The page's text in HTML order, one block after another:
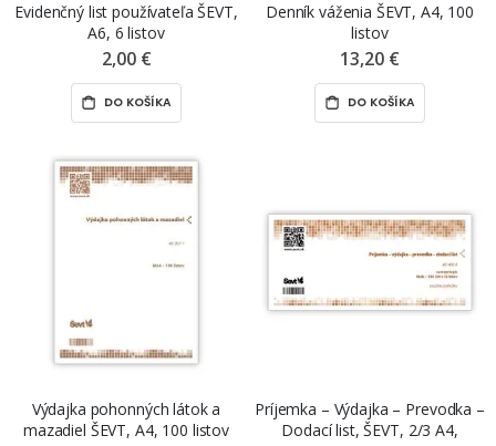
Evidenčný list používateľa ŠEVT,
A6, 6 listov
2,00 €
DO KOŠÍKA
Denník váženia ŠEVT, A4, 100
listov
13,20 €
DO KOŠÍKA
Výdajka pohonných látok a
mazadiel ŠEVT, A4, 100 listov
Príjemka – Výdajka – Prevodka –
Dodací list, ŠEVT, 2/3 A4,